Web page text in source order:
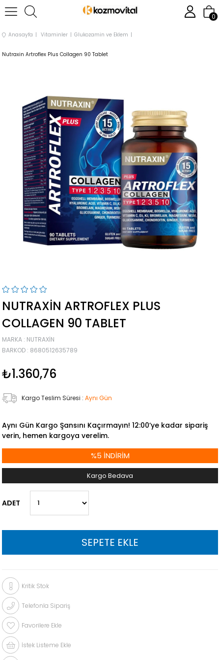
0
Anasayfa Vitaminler Glukozamin ve Eklem
Nutraxin Artroflex Plus Collagen 90 Tablet
NUTRAXIN ARTROFLEX PLUS
COLLAGEN 90 TABLET
MARKA : NUTRAXIN
BARKOD : 8680512635789
₺1.360,76
Kargo Teslim Süresi : Aynı Gün
Aynı Gün Kargo Şansını Kaçırmayın! 12:00’ye kadar sipariş
verin, hemen kargoya verelim.
%5 İNDIRIM
Kargo Bedava
ADET
Kritik Stok
Telefonla Sipariş
Favorilere Ekle
İstek Listeme Ekle